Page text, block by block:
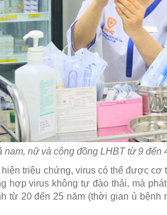
nữ và cộng đồng LHBT từ 9 đến
triệu chứng, virus có thể được cơ
hợp virus không tự đào thải, mà
từ 20 đến 25 năm (thời gian ủ bệnh